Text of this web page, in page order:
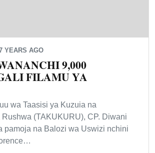
YEARS AGO
9,000
FILAMU YA
wa Taasisi ya Kuzuia na
Rushwa (TAKUKURU), CP. Diwani
pamoja na Balozi wa Uswizi nchini